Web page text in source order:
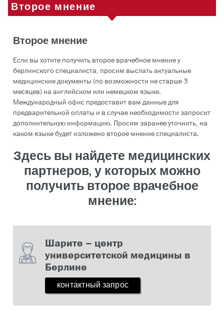
Второе мнение
Второе мнение
Если вы хотите получить второе врачебное мнение у
берлинского специалиста, просим выслать актуальные
медицинские документы (по возможности не старше 3
месяцев) на английском или немецком языке.
Международный офис предоставит вам данные для
предварительной оплаты и в случае необходимости запросит
дополнительную информацию. Просим заранее уточнить, на
каком языке будет изложено второе мнение специалиста.
Здесь вы найдете медицинских
партнеров, у которых можно
получить второе врачебное
мнение:
Шарите – центр
университетской медицины в
Берлине
контактный запрос